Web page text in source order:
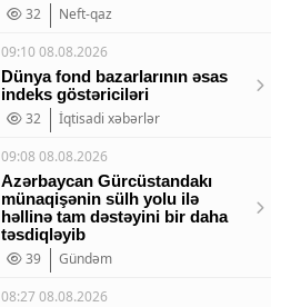
32
Neft-qaz
09:10 08.08.2026
Dünya fond bazarlarının əsas
indeks göstəriciləri
32
İqtisadi xəbərlər
09:08 08.08.2026
Azərbaycan Gürcüstandakı
münaqişənin sülh yolu ilə
həllinə tam dəstəyini bir daha
təsdiqləyib
39
Gündəm
08:27 08.08.2026